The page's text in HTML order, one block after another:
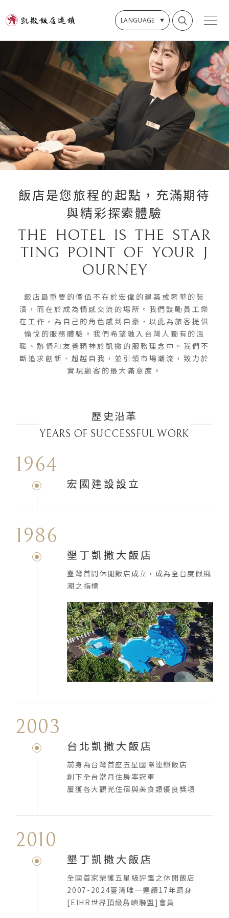
LANGUAGE
飯店是您旅程 的起點 ， 充滿期待
與精彩探索體驗
THE HOTEL IS THE STAR
TING POINT OF YOUR J
OURNEY
飯店最重要的價值不在於宏偉的建築或奢華的裝
潢，而在於成為情感交流的場所。我們鼓勵員工樂
在工作，為自己的角色感到自豪，以此為旅客提供
愉悅的服務體驗。我們希望融入台灣人獨有的溫
暖、熱情和友善精神於凱撒的服務理念中。我們不
斷追求創新、超越自我，並引領市場潮流，致力於
實現顧客的最大滿意度。
歷史沿革
YEARS OF SUCCESSFUL WORK
1964
宏國建設設立
1986
墾丁凱撒大飯店
臺灣首間休閒飯店成立，成為全台度假風
潮之指標
2003
台北凱撒大飯店
前身為台灣首座五星國際連鎖飯店
創下全台當月住房率冠軍
屢獲各大觀光住宿與美食類優良獎項
2010
墾丁凱撒大飯店
全國首家榮獲五星級評鑑之休閒飯店
2007-2024臺灣唯一連續17年躋身
[EIHR世界頂級島嶼聯盟]會員